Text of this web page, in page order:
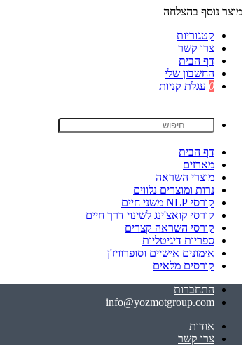
מוצר נוסף בהצלחה
קטגוריות
צרו קשר
דף הבית
החשבון שלי
0 עגלת קניות
דף הבית
מארזים
מוצרי השראה
נרות ומוצרים נלווים
קורסי NLP משני חיים
קורסי קואצ'ינג לשינוי דרך חיים
קורסי השראה קצרים
ספריות דיגיטליות
אימונים אישיים וסופרוויז'ן
קורסים מלאים
התחברות
info@yozmotgroup.com
אודות
צרו קשר